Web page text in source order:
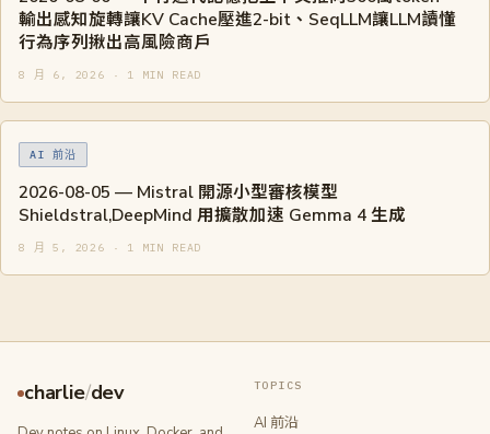
輸出感知旋轉讓KV Cache壓進2-bit、SeqLLM讓LLM讀懂
行為序列揪出高風險商戶
8 月 6, 2026 · 1 MIN READ
AI 前沿
2026-08-05 — Mistral 開源小型審核模型
Shieldstral,DeepMind 用擴散加速 Gemma 4 生成
8 月 5, 2026 · 1 MIN READ
charlie/dev TOPICS
AI 前沿